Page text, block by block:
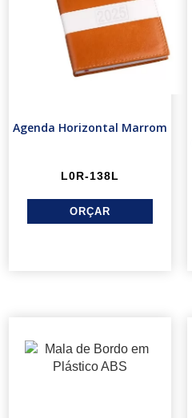
Agenda Horizontal Marrom
L0R-138L